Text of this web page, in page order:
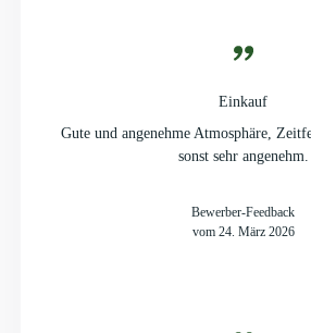
Einkauf
Gute und angenehme Atmosphäre,
sonst sehr angenehm.
Bewerber-Feedback
vom 24. März 2026